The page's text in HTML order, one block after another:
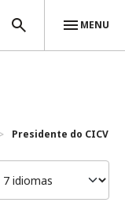
MENU
Presidente do CICV